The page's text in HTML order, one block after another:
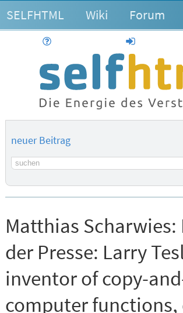
SELFHTML Wiki Forum
anmelden
neuer Beitrag
Suchbegriff
Matthias Scharwies:
der Presse: Larry
inventor of copy-
computer functions,